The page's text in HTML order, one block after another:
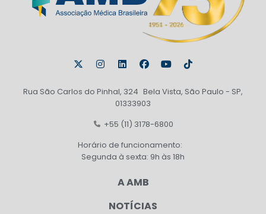
Rua São Carlos do Pinhal, 324 Bela Vista, São Paulo - SP,
01333903
+55 (11) 3178-6800
Horário de funcionamento:
Segunda à sexta: 9h às 18h
A AMB
NOTÍCIAS